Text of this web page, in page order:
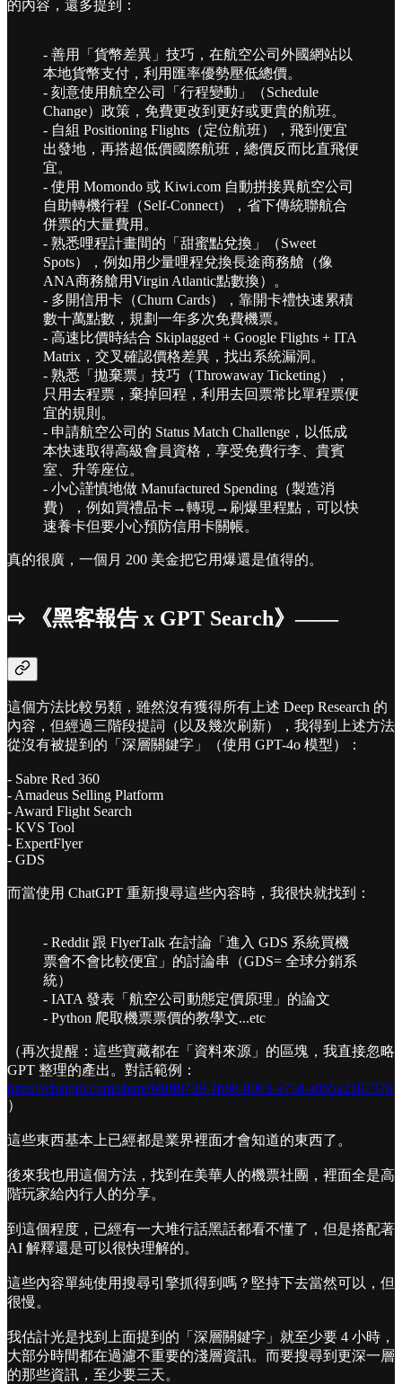
的內容，還多提到：
- 善用「貨幣差異」技巧，在航空公司外國網站以
本地貨幣支付，利用匯率優勢壓低總價。
- 刻意使用航空公司「行程變動」（Schedule
Change）政策，免費更改到更好或更貴的航班。
- 自組 Positioning Flights（定位航班），飛到便宜
出發地，再搭超低價國際航班，總價反而比直飛便
宜。
- 使用 Momondo 或 Kiwi.com 自動拼接異航空公司
自助轉機行程（Self-Connect），省下傳統聯航合
併票的大量費用。
- 熟悉哩程計畫間的「甜蜜點兌換」（Sweet
Spots），例如用少量哩程兌換長途商務艙（像
ANA商務艙用Virgin Atlantic點數換）。
- 多開信用卡（Churn Cards），靠開卡禮快速累積
數十萬點數，規劃一年多次免費機票。
- 高速比價時結合 Skiplagged + Google Flights + ITA
Matrix，交叉確認價格差異，找出系統漏洞。
- 熟悉「拋棄票」技巧（Throwaway Ticketing），
只用去程票，棄掉回程，利用去回票常比單程票便
宜的規則。
- 申請航空公司的 Status Match Challenge，以低成
本快速取得高級會員資格，享受免費行李、貴賓
室、升等座位。
- 小心謹慎地做 Manufactured Spending（製造消
費），例如買禮品卡→轉現→刷爆里程點，可以快
速養卡但要小心預防信用卡關帳。
真的很廣，一個月 200 美金把它用爆還是值得的。
⇨ 《黑客報告 x GPT Search》——
這個方法比較另類，雖然沒有獲得所有上述 Deep Research 的
內容，但經過三階段提詞（以及幾次刷新），我得到上述方法
從沒有被提到的「深層關鍵字」（使用 GPT-4o 模型）：
- Sabre Red 360
- Amadeus Selling Platform
- Award Flight Search
- KVS Tool
- ExpertFlyer
- GDS
而當使用 ChatGPT 重新搜尋這些內容時，我很快就找到：
- Reddit 跟 FlyerTalk 在討論「進入 GDS 系統買機
票會不會比較便宜」的討論串（GDS= 全球分銷系
統）
- IATA 發表「航空公司動態定價原理」的論文
- Python 爬取機票票價的教學文...etc
（再次提醒：這些寶藏都在「資料來源」的區塊，我直接忽略
GPT 整理的產出。對話範例：
https://chatgpt.com/share/680f8739-1b68-8003-a75d-a0b5a2187378
）
這些東西基本上已經都是業界裡面才會知道的東西了。
後來我也用這個方法，找到在美華人的機票社團，裡面全是高
階玩家給內行人的分享。
到這個程度，已經有一大堆行話黑話都看不懂了，但是搭配著
AI 解釋還是可以很快理解的。
這些內容單純使用搜尋引擎抓得到嗎？堅持下去當然可以，但
很慢。
我估計光是找到上面提到的「深層關鍵字」就至少要 4 小時，
大部分時間都在過濾不重要的淺層資訊。而要搜尋到更深一層
的那些資訊，至少要三天。